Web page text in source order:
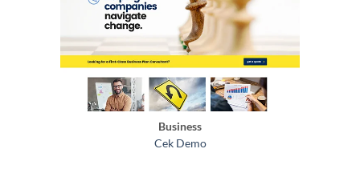
Business
Cek Demo